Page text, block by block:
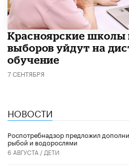
Красноярские школы
выборов уйдут на
обучение
7 СЕНТЯБРЯ
НОВОСТИ
Роспотребнадзор предложил
рыбой и водорослями
6 АВГУСТА / ДЕТИ